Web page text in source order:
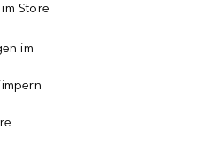
Store
im